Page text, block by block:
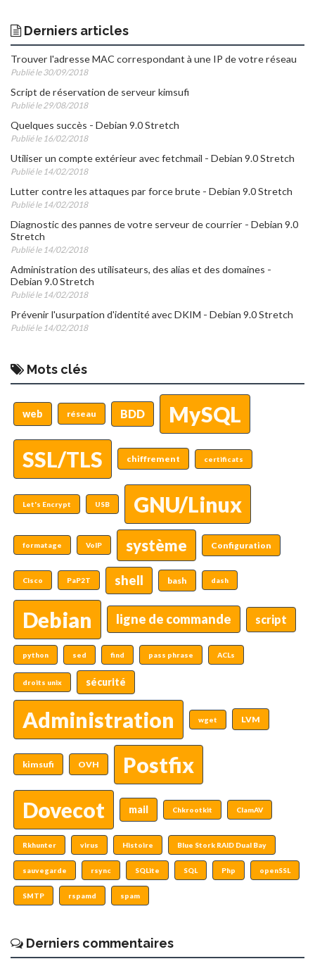
Derniers articles
Trouver l'adresse MAC correspondant à une IP de votre réseau
Publié le 30/09/2018
Script de réservation de serveur kimsufi
Publié le 29/08/2018
Quelques succès - Debian 9.0 Stretch
Publié le 16/02/2018
Utiliser un compte extérieur avec fetchmail - Debian 9.0 Stretch
Publié le 14/02/2018
Lutter contre les attaques par force brute - Debian 9.0 Stretch
Publié le 14/02/2018
Diagnostic des pannes de votre serveur de courrier - Debian 9.0
Stretch
Publié le 14/02/2018
Administration des utilisateurs, des alias et des domaines -
Debian 9.0 Stretch
Publié le 14/02/2018
Prévenir l'usurpation d'identité avec DKIM - Debian 9.0 Stretch
Publié le 14/02/2018
Mots clés
web réseau BDD
MySQL
SSL/TLS
chiffrement certificats
Let's Encrypt USB GNU/Linux
formatage VoIP système Configuration
Cisco PaP2T shell bash dash
Debian ligne de commande script
python sed find pass phrase ACLs
droits unix sécurité
Administration wget LVM
kimsufi OVH
Postfix
Dovecot
mail Chkrootkit ClamAV
Rkhunter virus Histoire Blue Stork RAID Dual Bay
sauvegarde rsync SQLite SQL Php openSSL
SMTP rspamd spam
Derniers commentaires